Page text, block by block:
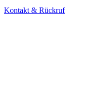
Kontakt & Rückruf